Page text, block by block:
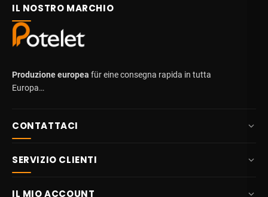
IL NOSTRO MARCHIO
Produzione europea für eine consegna rapida in tutta
Europa…
CONTATTACI
Route Mitoyenne 414
SERVIZIO CLIENTI
IL MIO ACCOUNT